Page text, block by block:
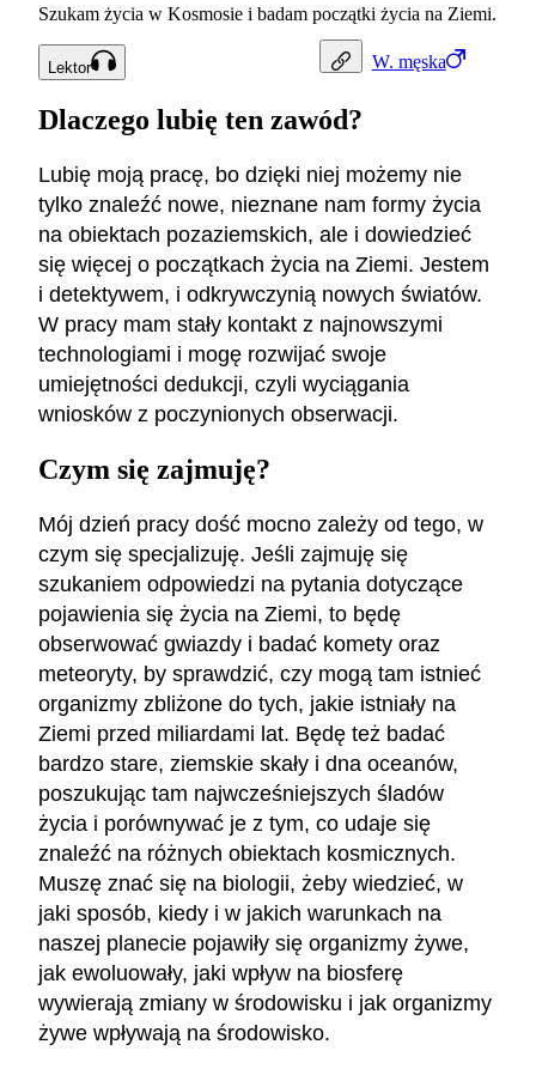
W. męska
Szukam życia w Kosmosie i badam początki życia na Ziemi.
Lektor
Dlaczego lubię ten zawód?
Lubię moją pracę, bo dzięki niej możemy nie
tylko znaleźć nowe, nieznane nam formy życia
na obiektach pozaziemskich, ale i dowiedzieć
się więcej o początkach życia na Ziemi. Jestem
i detektywem, i odkrywczynią nowych światów.
W pracy mam stały kontakt z najnowszymi
technologiami i mogę rozwijać swoje
umiejętności dedukcji, czyli wyciągania
wniosków z poczynionych obserwacji.
Czym się zajmuję?
Mój dzień pracy dość mocno zależy od tego, w
czym się specjalizuję. Jeśli zajmuję się
szukaniem odpowiedzi na pytania dotyczące
pojawienia się życia na Ziemi, to będę
obserwować gwiazdy i badać komety oraz
meteoryty, by sprawdzić, czy mogą tam istnieć
organizmy zbliżone do tych, jakie istniały na
Ziemi przed miliardami lat. Będę też badać
bardzo stare, ziemskie skały i dna oceanów,
poszukując tam najwcześniejszych śladów
życia i porównywać je z tym, co udaje się
znaleźć na różnych obiektach kosmicznych.
Muszę znać się na biologii, żeby wiedzieć, w
jaki sposób, kiedy i w jakich warunkach na
naszej planecie pojawiły się organizmy żywe,
jak ewoluowały, jaki wpływ na biosferę
wywierają zmiany w środowisku i jak organizmy
żywe wpływają na środowisko.